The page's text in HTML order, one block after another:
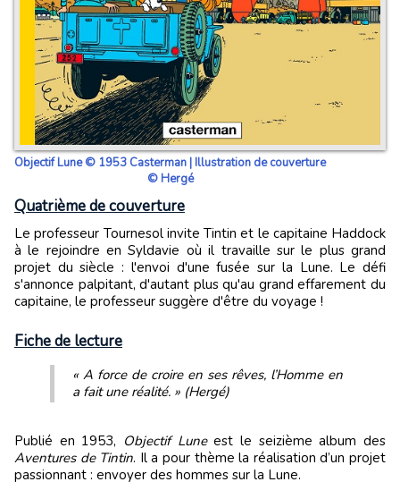
Objectif Lune © 1953 Casterman | Illustration de couverture
© Hergé
Quatrième de couverture
Le professeur Tournesol invite Tintin et le capitaine Haddock
à le rejoindre en Syldavie où il travaille sur le plus grand
projet du siècle : l'envoi d'une fusée sur la Lune. Le défi
s'annonce palpitant, d'autant plus qu'au grand effarement du
capitaine, le professeur suggère d'être du voyage !
Fiche de lecture
« A force de croire en ses rêves, l’Homme en
a fait une réalité. » (Hergé)
Publié en 1953, Objectif Luneest le seizième album des
Aventures de Tintin. Il a pour thème la réalisation d’un projet
passionnant : envoyer des hommes sur la Lune.